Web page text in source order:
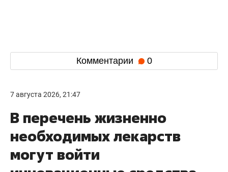
Комментарии 0
7 августа 2026, 21:47
В перечень жизненно
необходимых лекарств
могут войти